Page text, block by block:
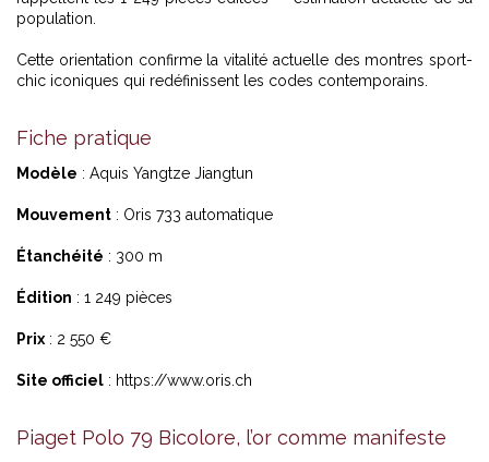
population.
Cette orientation confirme la vitalité actuelle des montres sport-
chic iconiques qui redéfinissent les codes contemporains.
Fiche pratique
Modèle : Aquis Yangtze Jiangtun
Mouvement : Oris 733 automatique
Étanchéité : 300 m
Édition : 1 249 pièces
Prix : 2 550 €
Site officiel : https://www.oris.ch
Piaget Polo 79 Bicolore, l’or comme manifeste